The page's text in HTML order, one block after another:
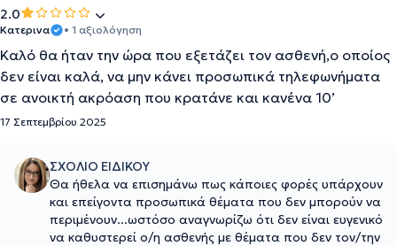
2.0
Κατερινα • 1 αξιολόγηση
Καλό θα ήταν την ώρα που εξετάζει τον ασθενή,ο οποίος
δεν είναι καλά, να μην κάνει προσωπικά τηλεφωνήματα
σε ανοικτή ακρόαση που κρατάνε και κανένα 10’
17 Σεπτεμβρίου 2025
ΣΧΟΛΙΟ ΕΙΔΙΚΟΥ
Θα ήθελα να επισημάνω πως κάποιες φορές υπάρχουν
και επείγοντα προσωπικά θέματα που δεν μπορούν να
περιμένουν...ωστόσο αναγνωρίζω ότι δεν είναι ευγενικό
να καθυστερεί ο/η ασθενής με θέματα που δεν τον/την